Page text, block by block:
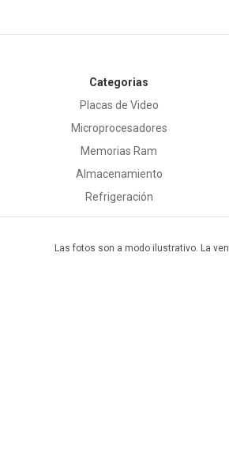
Categorias
Placas de Video
Microprocesadores
Memorias Ram
Almacenamiento
Refrigeración
Las fotos son a modo ilustrativo. La